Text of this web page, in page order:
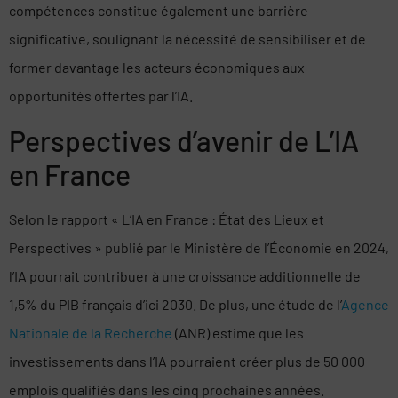
compétences constitue également une barrière
significative, soulignant la nécessité de sensibiliser et de
former davantage les acteurs économiques aux
opportunités offertes par l’IA.
Perspectives d’avenir de L’IA
en France
Selon le rapport « L’IA en France : État des Lieux et
Perspectives » publié par le Ministère de l’Économie en 2024,
l’IA pourrait contribuer à une croissance additionnelle de
1,5% du PIB français d’ici 2030. De plus, une étude de l’Agence
Nationale de la Recherche (ANR) estime que les
investissements dans l’IA pourraient créer plus de 50 000
emplois qualifiés dans les cinq prochaines années.